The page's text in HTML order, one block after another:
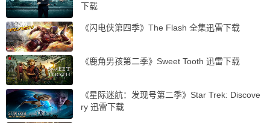
下载
《闪电侠第四季》The Flash 全集迅雷下载
《鹿角男孩第二季》Sweet Tooth 迅雷下载
《星际迷航：发现号第二季》Star Trek: Discove
ry 迅雷下载